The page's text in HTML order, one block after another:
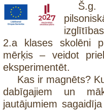
Š.g.
2.a klases skolēni
mērķis – veidot
eksperimentēt.
Kas ir magnēts?
dabīgajiem un
jautājumiem